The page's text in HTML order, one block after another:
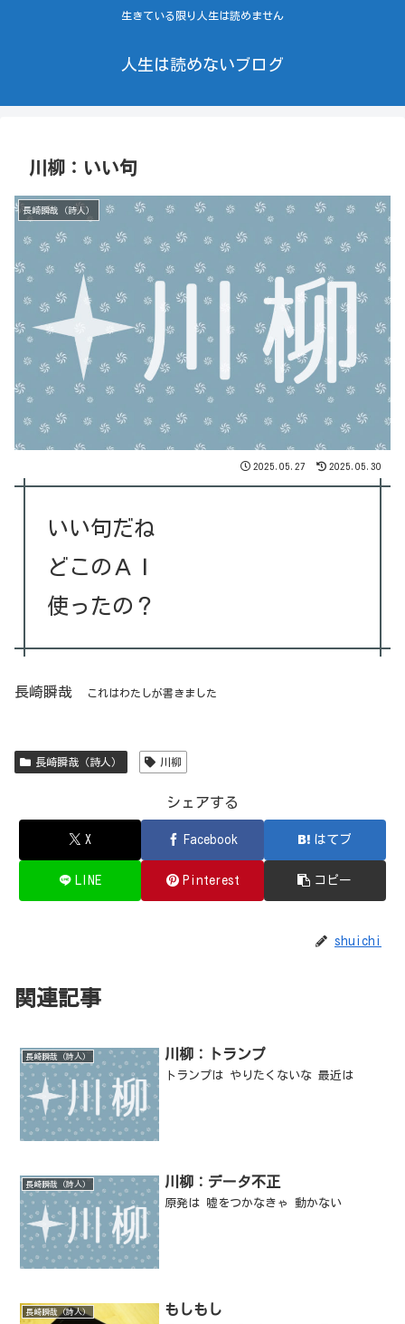
生きている限り人生は読めません
人生は読めないブログ
川柳：いい句
長崎瞬哉（詩人）
2025.05.27 2025.05.30
いい句だね
どこのＡＩ
使ったの？
長崎瞬哉 これはわたしが書きました
長崎瞬哉（詩人） 川柳
シェアする
X Facebook はてブ
LINE Pinterest コピー
shuichi
関連記事
長崎瞬哉（詩人） 川柳：トランプ
トランプは やりたくないな 最近は
長崎瞬哉（詩人） 川柳：データ不正
原発は 嘘をつかなきゃ 動かない
長崎瞬哉（詩人） もしもし